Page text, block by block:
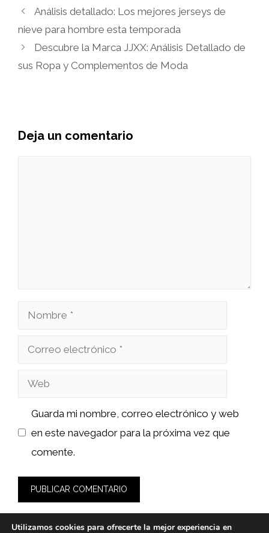
Análisis detallado: Los mejores jerseys de
nieve para hombre esta temporada
Descubre la Marca JJXX: Análisis Detallado de
sus Ropa y Complementos de Moda
Deja un comentario
Nombre
Correo
Web
Guarda mi nombre, correo electrónico y web
en este navegador para la próxima vez que
comente.
Utilizamos cookies para ofrecerte la mejor experiencia en